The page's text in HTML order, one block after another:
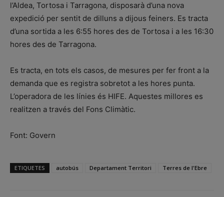
l’Aldea, Tortosa i Tarragona, disposarà d’una nova
expedició per sentit de dilluns a dijous feiners. Es tracta
d’una sortida a les 6:55 hores des de Tortosa i a les 16:30
hores des de Tarragona.
Es tracta, en tots els casos, de mesures per fer front a la
demanda que es registra sobretot a les hores punta.
L’operadora de les línies és HIFE. Aquestes millores es
realitzen a través del Fons Climàtic.
Font: Govern
ETIQUETES autobús Departament Territori Terres de l'Ebre